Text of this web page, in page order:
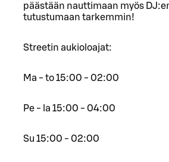
päästään nauttimaan myös
tutustumaan tarkemmin!
Streetin aukioloajat:
Ma - to 15:00 - 02:00
Pe - la 15:00 - 04:00
Su 15:00 - 02:00